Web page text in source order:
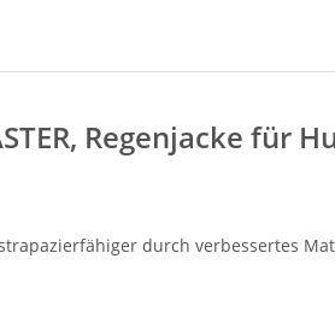
Regenjacke für
durch verbessertes